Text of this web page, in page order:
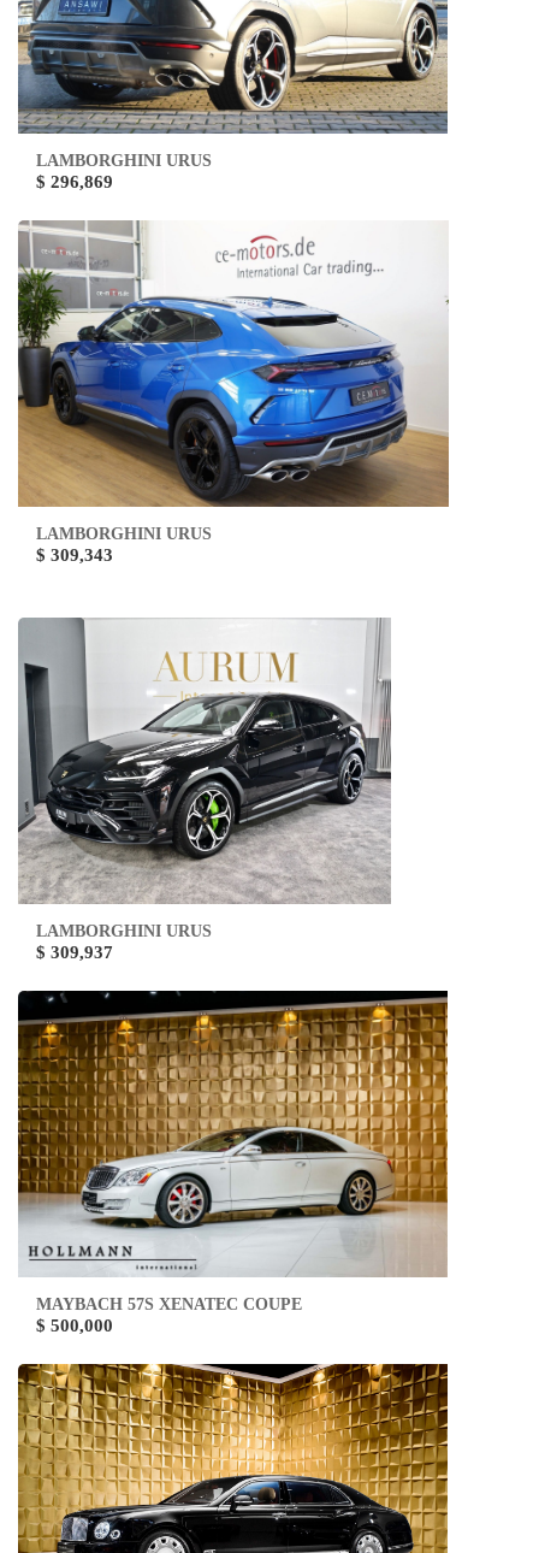
LAMBORGHINI URUS
$ 296,869
LAMBORGHINI URUS
$ 309,343
LAMBORGHINI URUS
$ 309,937
MAYBACH 57S XENATEC COUPE
$ 500,000